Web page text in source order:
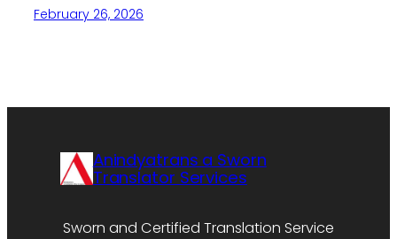
February 26, 2026
Anindyatrans a Sworn
Translator Services
Sworn and Certified Translation Service